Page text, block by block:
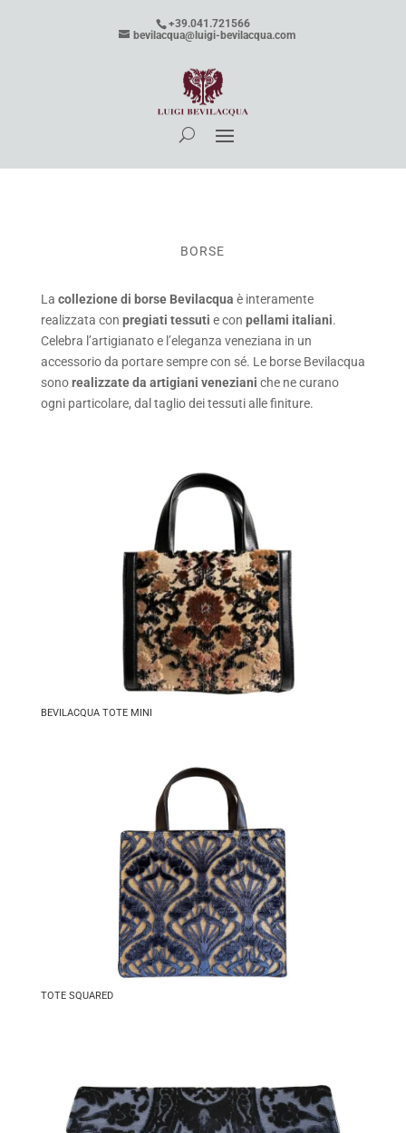
+39.041.721566
bevilacqua@luigi-bevilacqua.com
BORSE
La collezione di borse Bevilacqua è interamente
realizzata con pregiati tessuti e con pellami italiani.
Celebra l’artigianato e l’eleganza veneziana in un
accessorio da portare sempre con sé. Le borse Bevilacqua
sonorealizzate da artigiani veneziani che ne curano
ogni particolare, dal taglio dei tessuti alle finiture.
BEVILACQUA TOTE MINI
TOTE SQUARED